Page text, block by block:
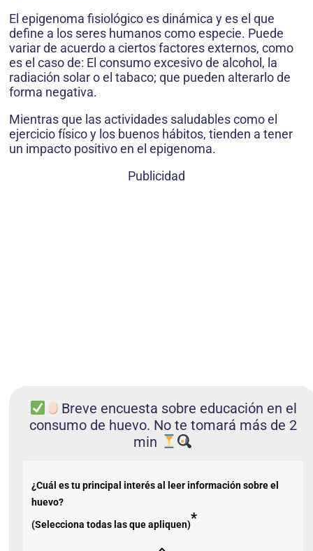
El epigenoma fisiológico es dinámica y es el que
define a los seres humanos como especie. Puede
variar de acuerdo a ciertos factores externos, como
es el caso de: El consumo excesivo de alcohol, la
radiación solar o el tabaco; que pueden alterarlo de
forma negativa.
Mientras que las actividades saludables como el
ejercicio físico y los buenos hábitos, tienden a tener
un impacto positivo en el epigenoma.
Publicidad
Breve encuesta sobre educación en el
consumo de huevo. No te tomará más de 2
min
¿Cuál es tu principal interés al leer información sobre el
huevo?
(Selecciona todas las que apliquen)*